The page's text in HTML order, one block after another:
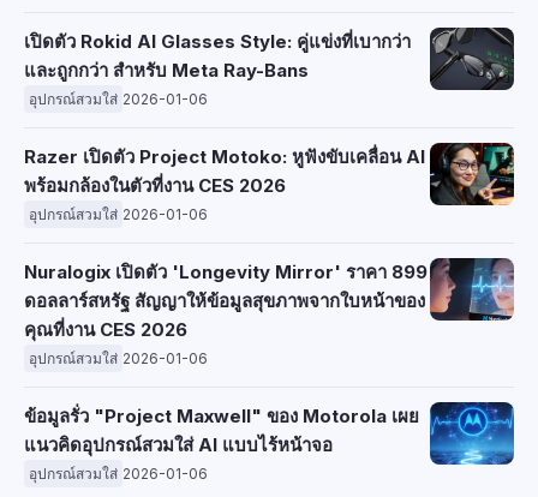
เปิดตัว Rokid AI Glasses Style: คู่แข่งที่เบากว่า
และถูกกว่า สำหรับ Meta Ray-Bans
อุปกรณ์สวมใส่ 2026-01-06
Razer เปิดตัว Project Motoko: หูฟังขับเคลื่อน AI
พร้อมกล้องในตัวที่งาน CES 2026
อุปกรณ์สวมใส่ 2026-01-06
Nuralogix เปิดตัว 'Longevity Mirror' ราคา 899
ดอลลาร์สหรัฐ สัญญาให้ข้อมูลสุขภาพจากใบหน้าของ
คุณที่งาน CES 2026
อุปกรณ์สวมใส่ 2026-01-06
ข้อมูลรั่ว "Project Maxwell" ของ Motorola เผย
แนวคิดอุปกรณ์สวมใส่ AI แบบไร้หน้าจอ
อุปกรณ์สวมใส่ 2026-01-06